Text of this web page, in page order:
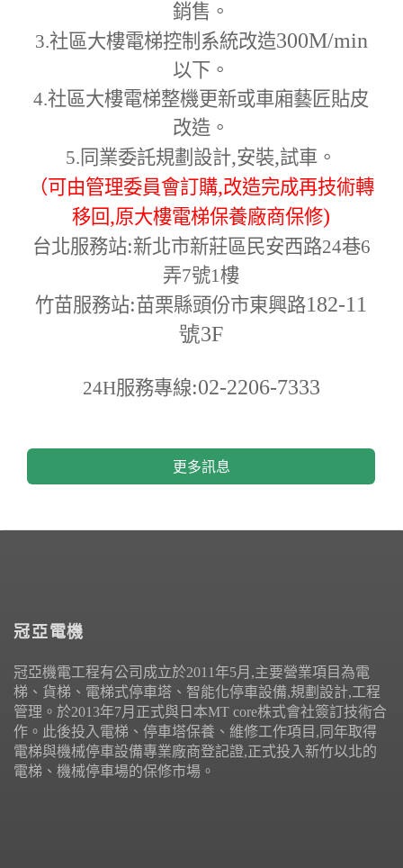
銷售。
3.社區大樓電梯控制系統改造300M/min
以下。
4.社區大樓電梯整機更新或車廂藝匠貼皮
改造。
5. 同業委託規劃設計,安裝,試車。
（可由管理委員會訂購,改造完成再技術轉
移回,原大樓電梯保養廠商保修)
台北服務站:新北市新莊區民安西路24巷6
弄7號1樓
竹苗服務站:苗栗縣頭份市東興路182-11
號3F
24H服務專線:02-2206-7333
更多訊息
冠亞電機
冠亞機電工程有公司成立於2011年5月,主要營業項目為電
梯、貨梯、電梯式停車塔、智能化停車設備,規劃設計,工程
管理。於2013年7月正式與日本MT core株式會社簽訂技術合
作。此後投入電梯、停車塔保養、維修工作項目,同年取得
電梯與機械停車設備專業廠商登記證,正式投入新竹以北的
電梯、機械停車場的保修市場。